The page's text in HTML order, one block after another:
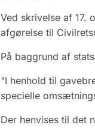
Ved skrivelse af 17.
afgørelse til
På baggrund af
"I henhold til
specielle
Der henvises til det